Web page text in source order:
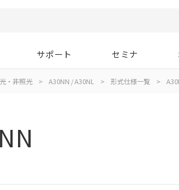
サポート セミナ
・非照光 > A30NN / A30NL > 形式仕様一覧 >